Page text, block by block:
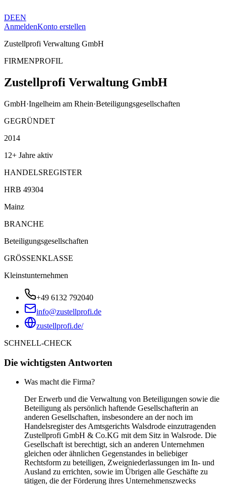
DEEN
AnmeldenKonto erstellen
Zustellprofi Verwaltung GmbH
FIRMENPROFIL
Zustellprofi Verwaltung GmbH
GmbH·Ingelheim am Rhein·Beteiligungsgesellschaften
GEGRÜNDET
2014
12+ Jahre aktiv
HANDELSREGISTER
HRB 49304
Mainz
BRANCHE
Beteiligungsgesellschaften
GRÖSSENKLASSE
Kleinstunternehmen
+49 6132 792040
info@zustellprofi.de
zustellprofi.de/
SCHNELL-CHECK
Die wichtigsten Antworten
Was macht die Firma?
Der Erwerb und die Verwaltung von Beteiligungen sowie die
Beteiligung als persönlich haftende Gesellschafterin an
anderen Gesellschaften, insbesondere an der noch im
Handelsregister des Amtsgerichts Walsdrode einzutragenden
Zustellprofi GmbH & Co.KG mit dem Sitz in Walsrode. Die
Gesellschaft ist berechtigt, sich an anderen Unternehmen
gleichen oder ähnlichen Gegenstandes in beliebiger
Rechtsform zu beteiligen, Zweigniederlassungen im In- und
Ausland zu errichten, sowie im Übrigen alle Geschäfte zu
tätigen, die der Förderung ihres Unternehmenszwecks